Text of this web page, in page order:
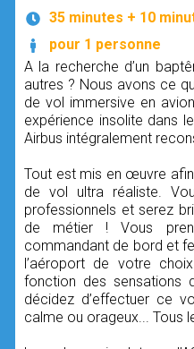
35 minutes + 10
pour 1 personne
A la recherche d’un
autres ? Nous avons ce
de vol immersive en
expérience insolite dans
Airbus intégralement
Tout est mis en œuvre
de vol ultra réaliste.
professionnels et serez
de métier ! Vous
commandant de bord et
l’aéroport de votre
fonction des sensations
décidez d’effectuer ce
calme ou orageux... Tous